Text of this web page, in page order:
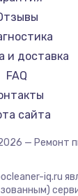
Kirby
Tuvio
clean
DEXP
Haier
Pioneer
Scarlett
Kyvol
и доставка
FAQ
сайта
— Ремонт
iq.ru